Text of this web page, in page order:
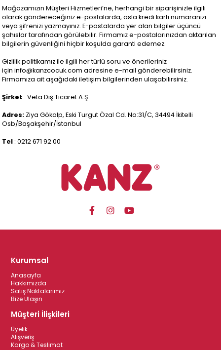
Mağazamızın Müşteri Hizmetleri’ne, herhangi bir siparişinizle ilgili
olarak göndereceğiniz e-postalarda, asla kredi kartı numaranızı
veya şifrenizi yazmayınız. E-postalarda yer alan bilgiler üçüncü
şahıslar tarafından görülebilir. Firmamız e-postalarınızdan aktarılan
bilgilerin güvenliğini hiçbir koşulda garanti edemez.
Gizlilik politikamız ile ilgili her türlü soru ve önerileriniz
içininfo@kanzcocuk.com adresine e-mail gönderebilirsiniz.
Firmamıza ait aşağıdaki iletişim bilgilerinden ulaşabilirsiniz.
Şirket : Veta Dış Ticaret A.Ş.
Adres: Ziya Gökalp, Eski Turgut Özal Cd. No:31/C, 34494 İkitelli
Osb/Başakşehir/İstanbul
Tel : 0212 671 92 00
Kurumsal
Anasayfa
Hakkımızda
Satış Noktalarımız
Bize Ulaşın
Müşteri İlişkileri
Üyelik
Alışveriş
Kargo & Teslimat